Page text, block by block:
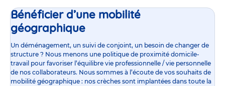
Bénéficier d’une mobilité
géographique
Un déménagement, un suivi de conjoint, un besoin de changer de
structure ? Nous menons une politique de proximité domicile-
travail pour favoriser l’équilibre vie professionnelle / vie personnelle
de nos collaborateurs. Nous sommes à l’écoute de vos souhaits de
mobilité géographique : nos crèches sont implantées dans toute la